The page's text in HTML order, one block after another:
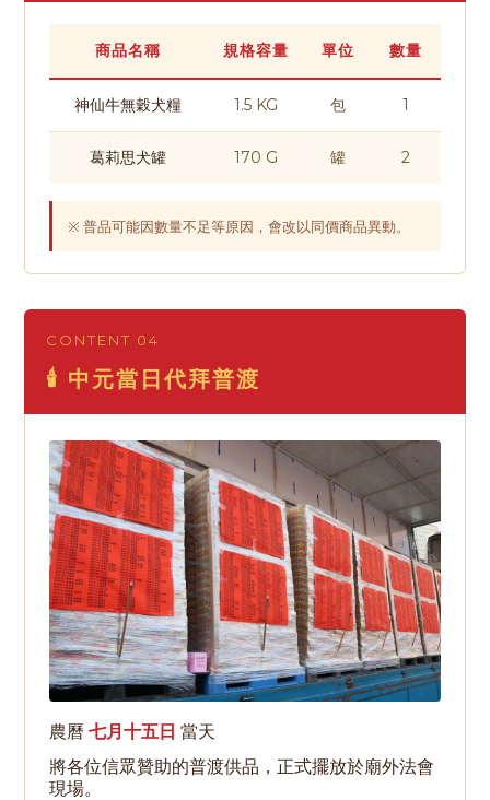
商品名稱 規格容量 單位 數量
神仙牛無穀犬糧 1.5 KG 包 1
葛莉思犬罐 170 G 罐 2
※ 普品可能因數量不足等原因，會改以同價商品異動。
CONTENT 04
🕯️ 中元當日代拜普渡
農曆 七月十五日 當天
將各位信眾贊助的普渡供品，正式擺放於廟外法會
現場。